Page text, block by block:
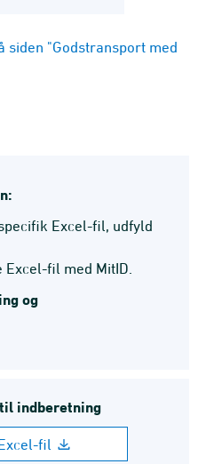
siden "Godstransport med
Excel-fil, udfyld
Excel-fil med MitID.
og
indberetning
fil